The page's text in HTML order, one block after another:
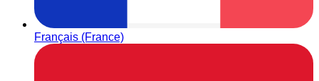
Français (France)